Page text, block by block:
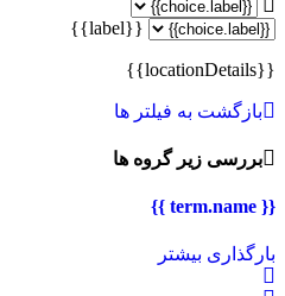
{{label}}
{{locationDetails}}
بازگشت به فیلتر ها
بررسی زیر گروه ها
{{ term.name }}
بارگذاری بیشتر